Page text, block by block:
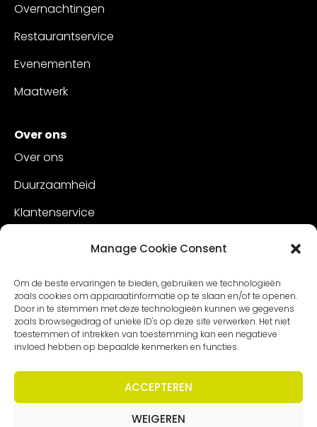
Manage Cookie Consent
Om de beste ervaringen te bieden, gebruiken we technologieën
zoals cookies om apparaatinformatie op te slaan en/of te openen.
Door in te stemmen met deze technologieën kunnen we gegevens
zoals browsegedrag of unieke ID's op deze site verwerken. Het niet
toestemmen of intrekken van toestemming kan een negatieve
invloed hebben op bepaalde kenmerken en functies.
ACCEPTEREN
WEIGEREN
Overnachtingen
Restaurantservice
Evenementen
Maatwerk
Over ons
Over ons
Duurzaamheid
Klantenservice